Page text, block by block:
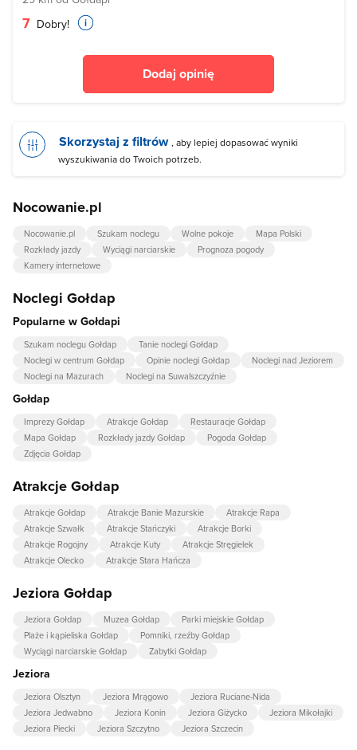
7 Dobry!
Dodaj opinię
Skorzystaj z filtrów , aby lepiej dopasować wyniki
wyszukiwania do Twoich potrzeb.
Nocowanie.pl
Nocowanie.pl Szukam noclegu Wolne pokoje
Mapa Polski
Rozkłady jazdy
Wyciągi narciarskie
Prognoza pogody
Kamery internetowe
Noclegi Gołdap
Popularne w Gołdapi
Szukam noclegu Gołdap
Tanie noclegi Gołdap
Noclegi w centrum Gołdap
Opinie noclegi Gołdap
Noclegi nad Jeziorem
Noclegi na Mazurach
Noclegi na Suwalszczyźnie
Gołdap
Imprezy Gołdap Atrakcje Gołdap
Restauracje Gołdap
Mapa Gołdap
Rozkłady jazdy Gołdap
Pogoda Gołdap
Zdjęcia Gołdap
Atrakcje Gołdap
Atrakcje Gołdap Atrakcje Banie Mazurskie
Atrakcje Rapa
Atrakcje Szwałk
Atrakcje Stańczyki
Atrakcje Borki
Atrakcje Rogojny
Atrakcje Kuty
Atrakcje Stręgielek
Atrakcje Olecko
Atrakcje Stara Hańcza
Jeziora Gołdap
Jeziora Gołdap Muzea Gołdap
Parki miejskie Gołdap
Plaże i kąpieliska Gołdap
Pomniki, rzeźby Gołdap
Wyciągi narciarskie Gołdap
Zabytki Gołdap
Jeziora
Jeziora Olsztyn Jeziora Mrągowo
Jeziora Ruciane-Nida
Jeziora Jedwabno
Jeziora Konin Jeziora Giżycko
Jeziora Mikołajki
Jeziora Piecki
Jeziora Szczytno Jeziora Szczecin